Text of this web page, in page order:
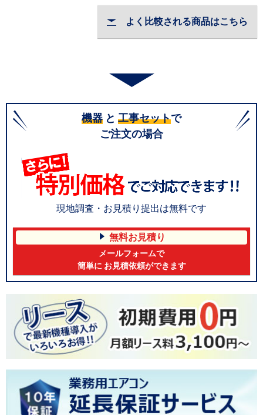
よく比較される商品はこちら
機器 と 工事セットで
ご注文の場合
現地調査・お見積り提出は無料です
無料お見積り
メールフォームで
簡単に お見積依頼ができます